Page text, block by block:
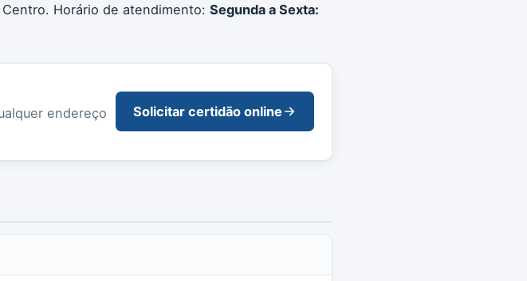
Horário de atendimento: Segunda a Sexta:
endereço
Solicitar certidão online